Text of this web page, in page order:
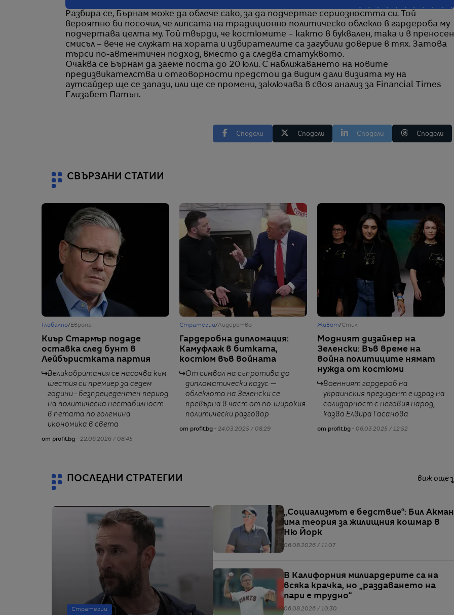
Разбира се, Бърнам може да облече сако, за да подчертае сериозността си. Той
вероятно би посочил, че липсата на традиционно политическо облекло в гардероба му
подчертава целта му. Той твърди, че костюмите – както в буквален, така и в преносен
смисъл – вече не служат на хората и избирателите са загубили доверие в тях. Затова
търси по-автентичен подход, вместо да следва статуквото.
Очаква се Бърнам да заеме поста до 20 юли. С наближаването на новите
предизвикателства и отговорности предстои да видим дали визията му на
аутсайдер ще се запази, или ще се промени, заключава в своя анализ за Financial Times
Елизабет Патън.
Сподели Сподели Сподели Сподели
СВЪРЗАНИ СТАТИИ
Глобално/ Европа
Киър Стармър подаде
оставка след бунт в
Лейбъристката партия
Великобритания се насочва към
шестия си премиер за седем
години - безпрецедентен период
на политическа нестабилност
в петата по големина
икономика в света
от profit.bg - 22.06.2026 / 08:45
Стратегии/Лидерство
Гардеробна дипломация:
Камуфлаж в битката,
костюм във войната
От символ на съпротива до
дипломатически казус —
облеклото на Зеленски се
превърна в част от по-широкия
политически разговор
от profit.bg - 24.03.2025 / 08:29
Живот/Стил
Модният дизайнер на
Зеленски: Във време на
война политиците нямат
нужда от костюми
Военният гардероб на
украинския президент е израз на
солидарност с неговия народ,
казва Елвира Гасанова
от profit.bg - 06.03.2025 / 12:52
ПОСЛЕДНИ СТРАТЕГИИ виж още
Стратегии
„Социализмът е бедствие“: Бил Акман
има теория за жилищния кошмар в
Ню Йорк
06.08.2026 / 11:07
В Калифорния милиардерите са на
всяка крачка, но „раздаването на
пари е трудно“
06.08.2026 / 10:30